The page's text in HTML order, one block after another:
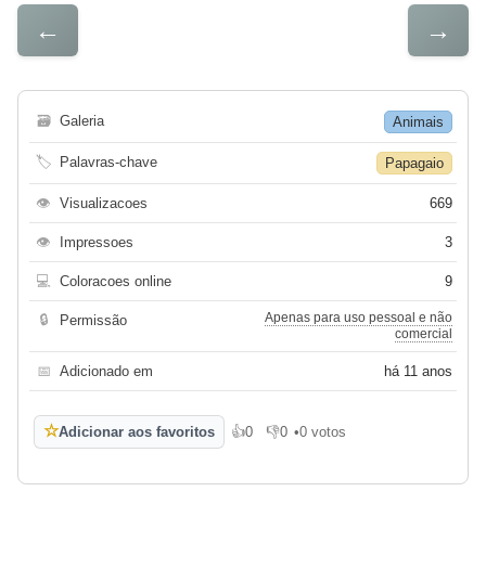
← →
🗃 Galeria Animais
🏷 Palavras-chave Papagaio
👁 Visualizacoes 669
👁 Impressoes 3
💻 Coloracoes online 9
🔒 Permissão
Apenas para uso pessoal e não
comercial
📅 Adicionado em há 11 anos
☆Adicionar aos favoritos 👍0
Gosto 👎0
Não gosto
•0 votos